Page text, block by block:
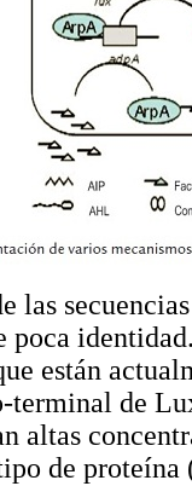
las
poca
están
terminal de
altas
de